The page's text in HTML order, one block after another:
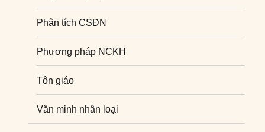
Phân tích CSĐN
Phương pháp NCKH
Tôn giáo
Văn minh nhân loại